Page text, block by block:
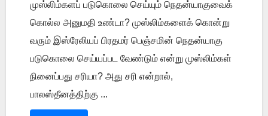
முஸ்லிம்களப் படுகொலை செய்யும் நெதன்யாகுவைக்
கொல்ல அனுமதி உண்டா? முஸ்லிம்களைக் கொன்று
வரும் இஸ்ரேலியப் பிரதமர் பெஞ்சமின் நெதன்யாகு
படுகொலை செய்யப்பட வேண்டும் என்று முஸ்லிம்கள்
நினைப்பது சரியா? அது சரி என்றால்,
பாலஸ்தீனத்திற்கு ...